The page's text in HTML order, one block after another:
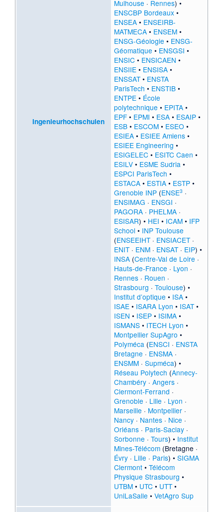
Ingenieurhochschulen
Mulhouse · Rennes) •
ENSCBP Bordeaux•
ENSEA• ENSEIRB-
MATMECA• ENSEM•
ENSG-Géologie • ENSG-
Géomatique • ENSGSI •
ENSIC• ENSICAEN •
ENSIIE• ENSISA•
ENSSAT• ENSTA
ParisTech • ENSTIB•
ENTPE• École
polytechnique • EPITA•
EPF• EPMI • ESA• ESAIP•
ESB• ESCOM• ESEO •
ESIEA• ESIEE Amiens•
ESIEE Engineering •
ESIGELEC• ESITC Caen •
ESILV• ESME Sudria•
ESPCI ParisTech •
ESTACA• ESTIA• ESTP•
Grenoble INP(ENSE3 ·
ENSIMAG · ENSGI ·
PAGORA· PHELMA·
ESISAR) • HEI • ICAM• IFP
School • INP Toulouse
(ENSEEIHT· ENSIACET·
ENIT· ENM· ENSAT· EIP) •
INSA(Centre-Val de Loire ·
Hauts-de-France · Lyon ·
Rennes· Rouen ·
Strasbourg · Toulouse) •
Institut d’optique • ISA•
ISAE• ISARA Lyon • ISAT•
ISEN • ISEP• ISIMA•
ISMANS• ITECH Lyon •
Montpellier SupAgro •
Polyméca(ENSCI · ENSTA
Bretagne · ENSMA·
ENSMM· Supméca) •
Réseau Polytech (Annecy-
Chambéry· Angers·
Clermont-Ferrand ·
Grenoble · Lille · Lyon ·
Marseille · Montpellier·
Nancy· Nantes· Nice ·
Orléans· Paris-Saclay·
Sorbonne · Tours) • Institut
Mines-Télécom(Bretagne ·
Évry· Lille · Paris) • SIGMA
Clermont• Télécom
Physique Strasbourg •
UTBM• UTC• UTT•
UniLaSalle • VetAgro Sup